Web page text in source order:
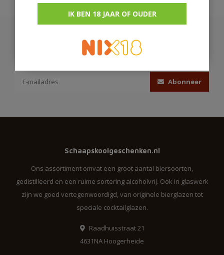
Abonneer je op onze nieuwsbrief
Abonneer
Schaapskooigeschenken.nl
Ons assortiment omvat een groot aantal biersoorten,
gedistilleerd en een ruime sortering alcoholvrij. Ook in glaswerk
zijn we goed vertegenwoordigd, van originele bierglazen tot
speciale cocktailglazen.
Raadhuisstraat 21
4631NA Hoogerheide
IK BEN 18 JAAR OF OUDER